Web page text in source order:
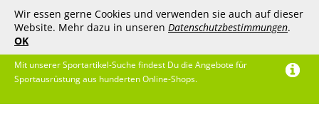
Wir essen gerne Cookies und verwenden sie auch auf dieser
Website. Mehr dazu in unseren Datenschutzbestimmungen.
OK
Mit unserer Sportartikel-Suche findest Du die Angebote für
Sportausrüstung aus hunderten Online-Shops.